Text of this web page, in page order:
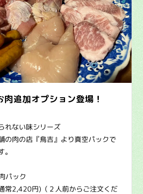
肉追加オプション登場！
れない味シリーズ
の肉の店『鳥吉』より真空パックで
パック
常2,420円)（２人前からご注文くだ